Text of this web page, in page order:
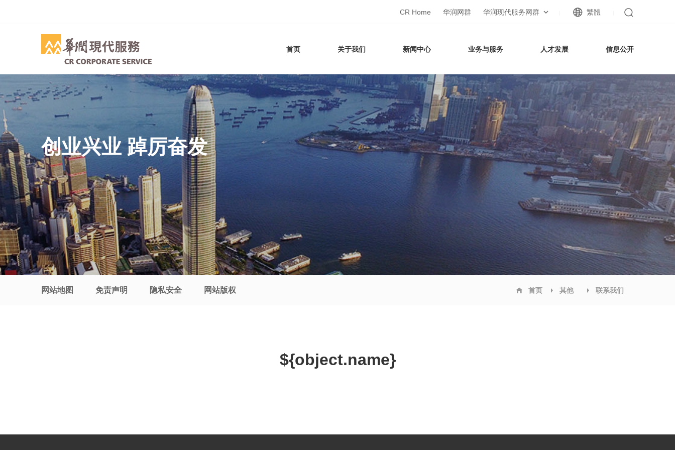
CR Home 华润网群 华润现代服务网群 繁體
首页 关于我们 新闻中心 业务与服务 人才发展 信息公开
创业兴业 踔厉奋发
网站地图 免责声明 隐私安全 网站版权 首页 其他 联系我们
${object.name}